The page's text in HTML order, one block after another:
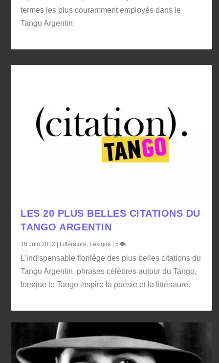
termes les plus couramment employés dans le
Tango Argentin.
LES 20 PLUS BELLES CITATIONS DU
TANGO ARGENTIN
16 Juin 2012 Littérature, Lexique |5
L’indispensable florilège des plus belles citations du
Tango Argentin, phrases célèbres autour du Tango,
lorsque le Tango inspire la poésie et la littérature.